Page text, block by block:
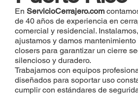
En ServicioCerrajero.com
de 40 años de experiencia en
comercial y residencial. Instalamos,
ajustamos y damos mantenimiento
closers para garantizar un cierre
silencioso y duradero.
Trabajamos con equipos
diseñados para soportar uso
cumplir con estándares de